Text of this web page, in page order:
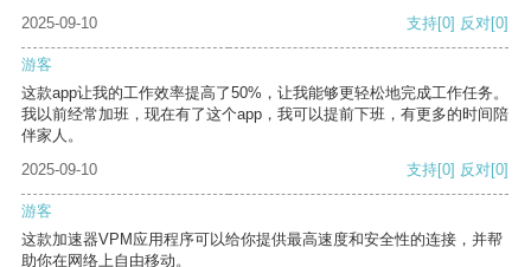
2025-09-10
支持[0] 反对[0]
游客
这款app让我的工作效率提高了50%，让我能够更轻松地完成工作任务。
我以前经常加班，现在有了这个app，我可以提前下班，有更多的时间陪
伴家人。
2025-09-10
支持[0] 反对[0]
游客
这款加速器VPM应用程序可以给你提供最高速度和安全性的连接，并帮
助你在网络上自由移动。